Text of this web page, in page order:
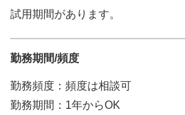
試用期間があります。
勤務期間/頻度
勤務頻度：頻度は相談可
勤務期間：1年からOK